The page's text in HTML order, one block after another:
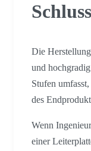
Die
und
Stufen
des
Wenn
einer